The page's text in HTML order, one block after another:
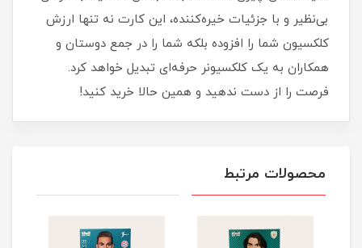
بی‌نظیر و با جزئیات خیره‌کننده، این کارت نه تنها ارزش
کلکسیون شما را افزوده بلکه شما را در جمع دوستان و
همکاران به یک کلکسیونر حرفه‌ای تبدیل خواهد کرد.
فرصت را از دست ندهید و همین حالا خرید کنید!
محصولات مرتبط